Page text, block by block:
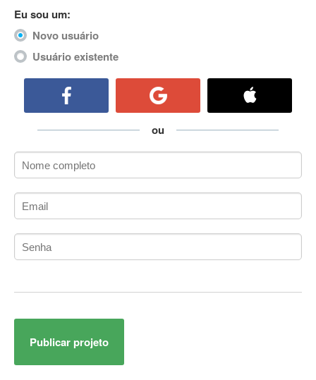
ActionScript
ActionScript 3
Active Directory
ActiveX Data Objects (ADO)
ADK
Administração Acadêmica
Administração de Artistas e Repertórios
Administração de Banco de Dados
Administração de Redes
Administrador de Sistemas
Adobe After Effects
Adobe AIR
Eu sou um:
Novo usuário
Usuário existente
ou
Publicar projeto